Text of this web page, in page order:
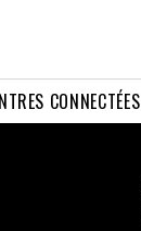
CONNECTÉES